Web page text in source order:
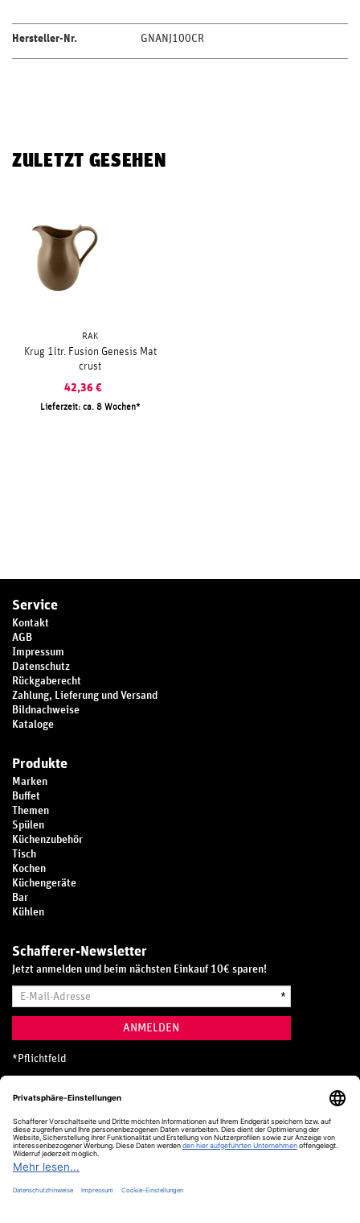
Hersteller-Nr. GNANJ100CR
ZULETZT GESEHEN
RAK
Krug 1ltr. Fusion Genesis Mat
crust
42,36 €
Lieferzeit: ca. 8 Wochen
Service
Kontakt
AGB
Impressum
Datenschutz
Rückgaberecht
Zahlung, Lieferung und Versand
Bildnachweise
Kataloge
Produkte
Marken
Buffet
Themen
Spülen
Küchenzubehör
Tisch
Kochen
Küchengeräte
Bar
Kühlen
Schafferer-Newsletter
Jetzt anmelden und beim nächsten Einkauf 10€ sparen!
Mail-
*
ANMELDEN
* Pflichtfeld
Hotline
0800 20 70 300 (D)
Kostenlos aus dem deutschen Festnetz
24 Stunden / 365 Tage im Jahr